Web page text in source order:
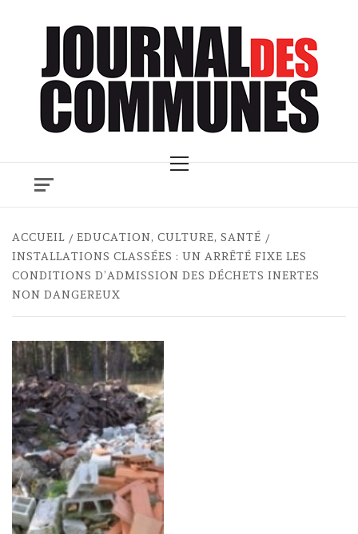
Menu
ACCUEIL
EDUCATION, CULTURE, SANTÉ
INSTALLATIONS CLASSÉES : UN ARRÊTÉ FIXE LES
CONDITIONS D’ADMISSION DES DÉCHETS INERTES
NON DANGEREUX